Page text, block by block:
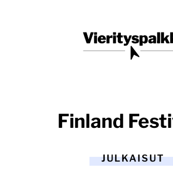
Vierityspalkki.fi
Finland
JULKAISUT